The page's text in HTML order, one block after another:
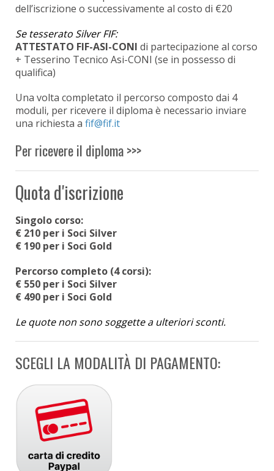
dell’iscrizione o successivamente al costo di €20
Se tesserato Silver FIF:
ATTESTATO FIF-ASI-CONI di partecipazione al corso
+ Tesserino Tecnico Asi-CONI (se in possesso di
qualifica)
Una volta completato il percorso composto dai 4
moduli, per ricevere il diploma è necessario inviare
una richiesta a
Per ricevere il diploma >>>
Quota d'iscrizione
Singolo corso:
€ 210 per i Soci Silver
€ 190 per i Soci Gold
Percorso completo (4 corsi):
€ 550 per i Soci Silver
€ 490 per i Soci Gold
Le quote non sono soggette a ulteriori sconti.
SCEGLI LA MODALITÀ DI PAGAMENTO: